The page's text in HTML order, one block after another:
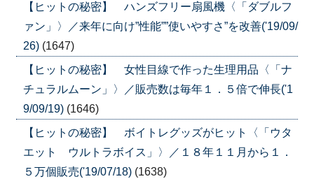
【ヒットの秘密】 ハンズフリー扇風機〈「ダブルフ
ァン」〉／来年に向け”性能””使いやすさ”を改善('19/09/
26) (1647)
【ヒットの秘密】 女性目線で作った生理用品〈「ナ
チュラルムーン」〉／販売数は毎年１．５倍で伸長('1
9/09/19) (1646)
【ヒットの秘密】 ボイトレグッズがヒット〈「ウタ
エット ウルトラボイス」〉／１８年１１月から１．
５万個販売('19/07/18) (1638)